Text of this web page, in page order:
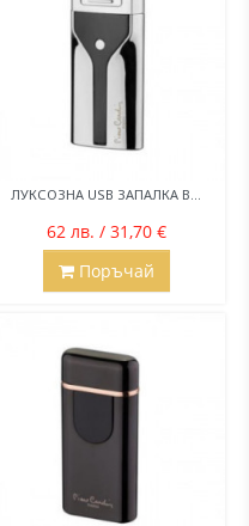
ЛУКСОЗНА USB ЗАПАЛКА В...
62 лв. / 31,70 €
Поръчай